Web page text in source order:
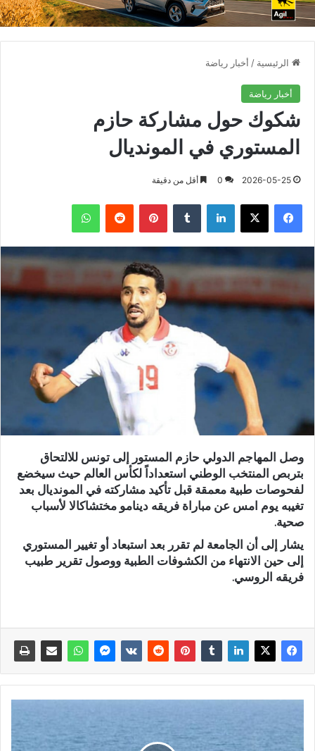
الرئيسية / أخبار رياضة
أخبار رياضة
شكوك حول مشاركة حازم
المستوري في المونديال
2026-05-25
0 أقل من دقيقة
فيسبوك X لينكدإن بينتيريست واتساب
وصل المهاجم الدولي حازم المستور إلى تونس للالتحاق
بتربص المنتخب الوطني استعداداً لكأس العالم حيث سيخضع
لفحوصات طبية معمقة قبل تأكيد مشاركته في المونديال بعد
تغيبه يوم امس عن مباراة فريقه دينامو مختشاكالا لأسباب
صحية.
يشار إلى أن الجامعة لم تقرر بعد استبعاد أو تغيير المستوري
إلى حين الانتهاء من الكشوفات الطبية ووصول تقرير طبيب
فريقه الروسي.